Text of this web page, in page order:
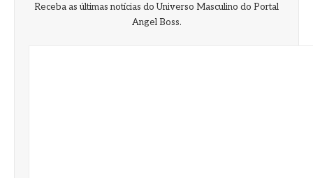
Receba as últimas notícias do Universo Masculino do Portal
Angel Boss.